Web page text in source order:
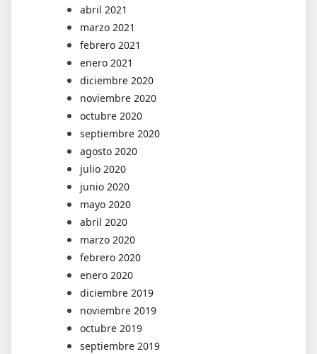
abril 2021
marzo 2021
febrero 2021
enero 2021
diciembre 2020
noviembre 2020
octubre 2020
septiembre 2020
agosto 2020
julio 2020
junio 2020
mayo 2020
abril 2020
marzo 2020
febrero 2020
enero 2020
diciembre 2019
noviembre 2019
octubre 2019
septiembre 2019